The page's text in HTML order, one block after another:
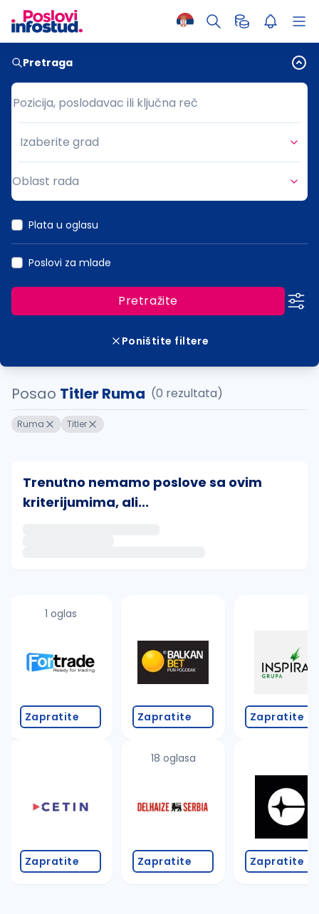
Pretraga
Pozicija, poslodavac ili ključna reč
Pozicija, poslodavac ili ključna reč
Grad
Izaberite grad
Oblast rada
Plata u oglasu
Poslovi za mlade
Pretražite
Poništite filtere
Posao Titler Ruma (0 rezultata)
Ruma Titler
Trenutno nemamo poslove sa ovim
kriterijumima, ali...
Takođe možete da:
proverite pravopisne greške (koristite č, ć, š, đ,
promenite odabrane filtere pretrage
1 oglas
Zapratite
Zapratite
Zapratite
18 oglasa
Zapratite
Zapratite
Zapratite